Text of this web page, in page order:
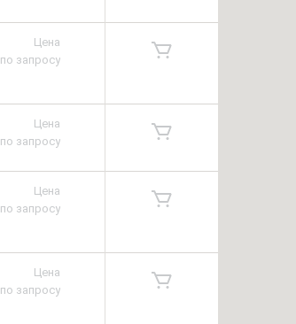
Цена
по запросу
Цена
по запросу
Цена
по запросу
Цена
по запросу